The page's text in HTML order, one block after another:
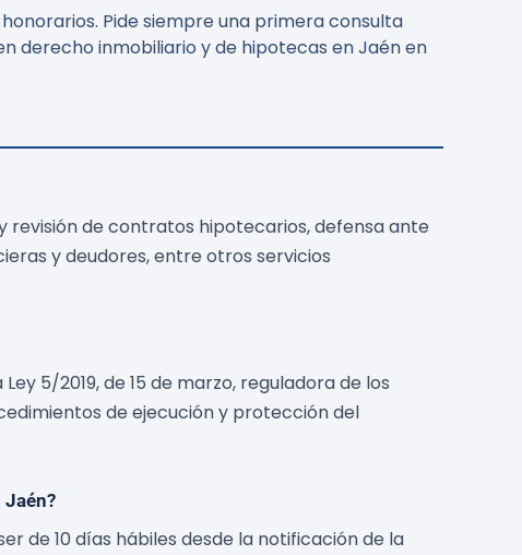
Pide siempre una primera consulta
derecho inmobiliario y de hipotecas en Jaén en
revisión de contratos hipotecarios, defensa ante
y deudores, entre otros servicios
5/2019, de 15 de marzo, reguladora de los
de ejecución y protección del
de 10 días hábiles desde la notificación de la